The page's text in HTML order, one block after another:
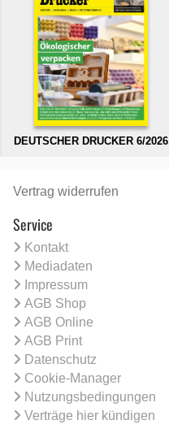
DEUTSCHER DRUCKER 6/2026
Vertrag widerrufen
Service
Kontakt
Mediadaten
Impressum
AGB Shop
AGB Online
AGB Print
Datenschutz
Cookie-Manager
Nutzungsbedingungen
Verträge hier kündigen